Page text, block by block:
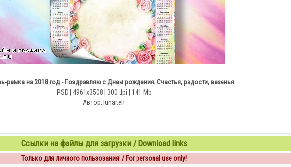
рамка на 2018 год - Поздравляю с Днем рождения. Счастья, радости, везенья
PSD | 4961х3508 | 300 dpi | 141 Mb
Автор: lunar.elf
Ссылки на файлы для загрузки / Download links
Только для личного пользования! / For personal use only!